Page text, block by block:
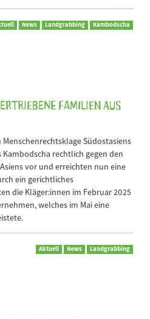
News Landgrabbing Kambodscha
Familien aus
Südostasiens
rechtlich gegen den
vor und erreichten nun eine
ein gerichtliches
die Kläger:innen im Februar 2025
welches im Mai eine
Aktuell News Landgrabbing